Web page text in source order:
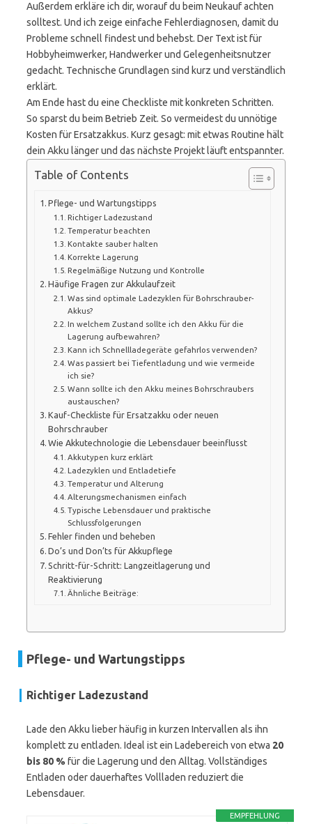
Außerdem erkläre ich dir, worauf du beim Neukauf achten
solltest. Und ich zeige einfache Fehlerdiagnosen, damit du
Probleme schnell findest und behebst. Der Text ist für
Hobbyheimwerker, Handwerker und Gelegenheitsnutzer
gedacht. Technische Grundlagen sind kurz und verständlich
erklärt.
Am Ende hast du eine Checkliste mit konkreten Schritten.
So sparst du beim Betrieb Zeit. So vermeidest du unnötige
Kosten für Ersatzakkus. Kurz gesagt: mit etwas Routine hält
dein Akku länger und das nächste Projekt läuft entspannter.
Table of Contents
Pflege- und Wartungstipps
Richtiger Ladezustand
Temperatur beachten
Kontakte sauber halten
Korrekte Lagerung
Regelmäßige Nutzung und Kontrolle
Häufige Fragen zur Akkulaufzeit
Was sind optimale Ladezyklen für Bohrschrauber-
Akkus?
In welchem Zustand sollte ich den Akku für die
Lagerung aufbewahren?
Kann ich Schnellladegeräte gefahrlos verwenden?
Was passiert bei Tiefentladung und wie vermeide
ich sie?
Wann sollte ich den Akku meines Bohrschraubers
austauschen?
Kauf-Checkliste für Ersatzakku oder neuen
Bohrschrauber
Wie Akkutechnologie die Lebensdauer beeinflusst
Akkutypen kurz erklärt
Ladezyklen und Entladetiefe
Temperatur und Alterung
Alterungsmechanismen einfach
Typische Lebensdauer und praktische
Schlussfolgerungen
Fehler finden und beheben
Do’s und Don’ts für Akkupflege
Schritt-für-Schritt: Langzeitlagerung und
Reaktivierung
Ähnliche Beiträge:
Pflege- und Wartungstipps
Richtiger Ladezustand
Lade den Akku lieber häufig in kurzen Intervallen als ihn
komplett zu entladen. Ideal ist ein Ladebereich von etwa 20
bis 80 % für die Lagerung und den Alltag. Vollständiges
Entladen oder dauerhaftes Vollladen reduziert die
Lebensdauer.
EMPFEHLUNG